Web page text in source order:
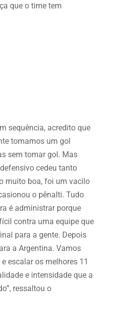
que o time tem
sequência, acredito que
tomamos um gol
sem tomar gol. Mas
cedeu tanto
muito boa, foi um vacilo
o pênalti. Tudo
é administrar porque
contra uma equipe que
para a gente. Depois
a Argentina. Vamos
escalar os melhores 11
e intensidade que a
ressaltou o